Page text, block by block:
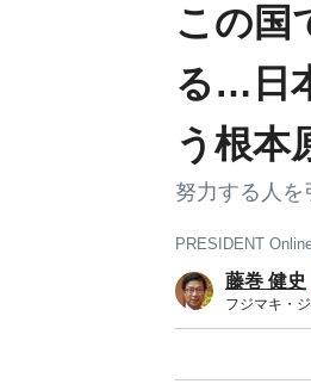
この国
る…日
う根本
努力する人を
PRESIDENT
藤巻 健史
フジマキ・